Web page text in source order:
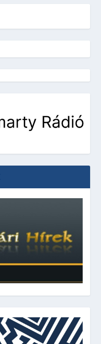
Vörösmarty Rádió